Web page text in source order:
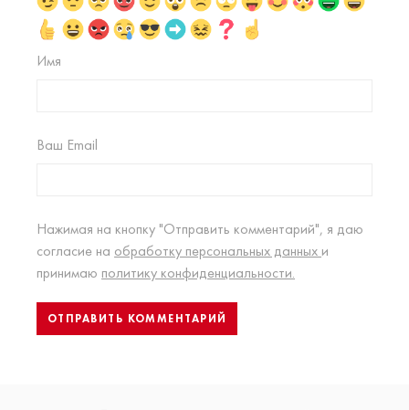
Имя
Ваш Email
Нажимая на кнопку "Отправить комментарий", я даю
согласие на обработку персональных данных и
принимаю политику конфиденциальности.